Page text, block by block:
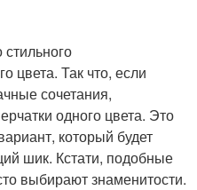
цвета. Так что, если
сочетания,
одного цвета. Это
который будет
шик. Кстати, подобные
выбирают знаменитости.